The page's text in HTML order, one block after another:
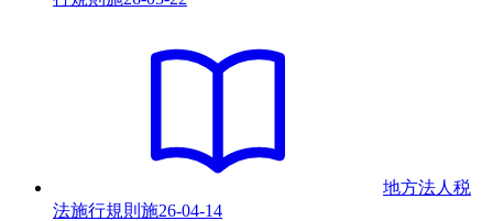
地方法人税
法施行規則 施26-04-14